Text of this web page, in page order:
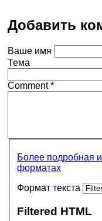
Добавить
Ваше имя
Тема
Comment*
Более подробная
форматах
Формат текста
Filtered HTML